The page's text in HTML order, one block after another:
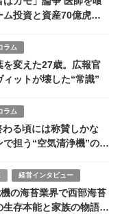
投資と資産70億虎が
ラム
を変えた27歳。広報官
ットが壊した“常識”
ラム
る頃には称賛しかな
担う“空気清浄機”の使
経営インタビュー
の海苔業界で西部海苔
生存本能と家族の物語